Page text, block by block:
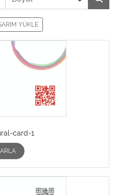
YÜKLE
card-1